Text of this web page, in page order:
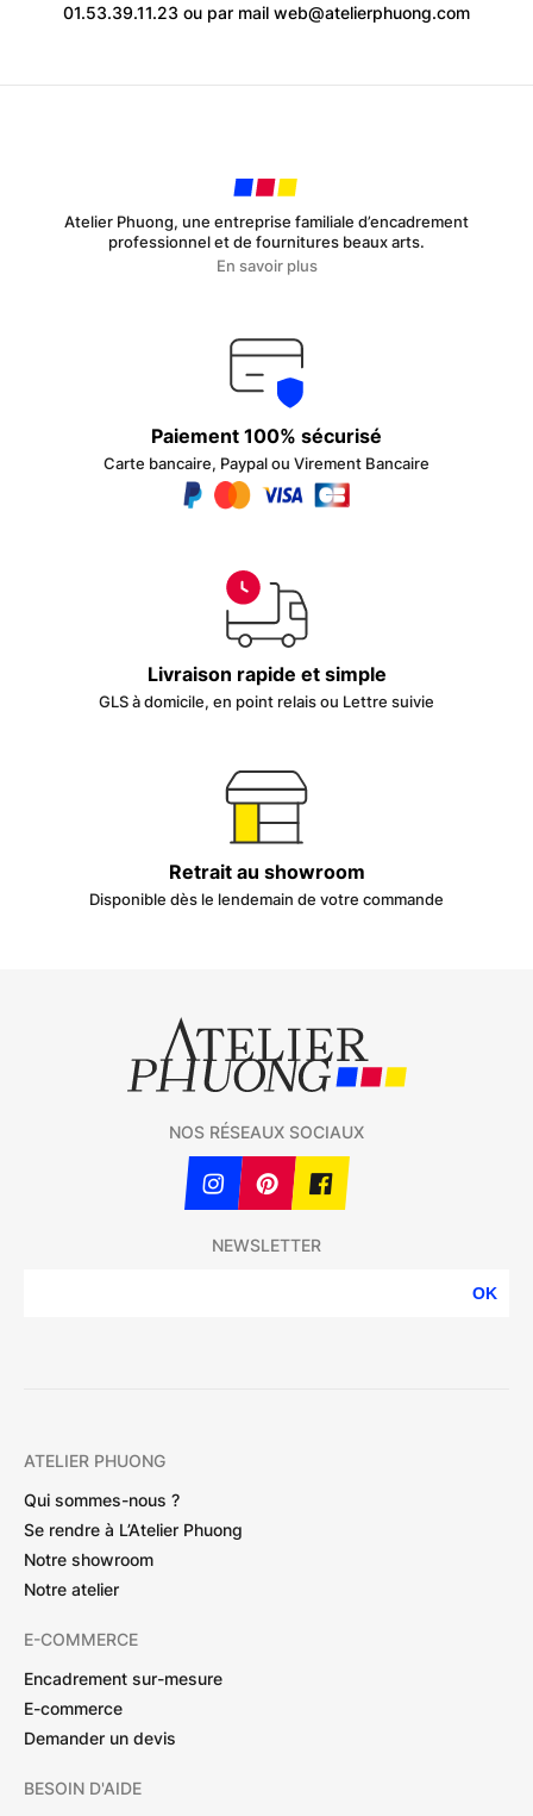
01.53.39.11.23 ou par mail web@atelierphuong.com
Atelier Phuong, une entreprise familiale d’encadrement
professionnel et de fournitures beaux arts.
En savoir plus
Paiement 100% sécurisé
Carte bancaire, Paypal ou Virement Bancaire
Livraison rapide et simple
GLS à domicile, en point relais ou Lettre suivie
Retrait au showroom
Disponible dès le lendemain de votre commande
NEWSLETTER
OK
NOS RÉSEAUX SOCIAUX
ATELIER PHUONG
Qui sommes-nous ?
Se rendre à L’Atelier Phuong
Notre showroom
Notre atelier
E-COMMERCE
Encadrement sur-mesure
E-commerce
Demander un devis
BESOIN D'AIDE